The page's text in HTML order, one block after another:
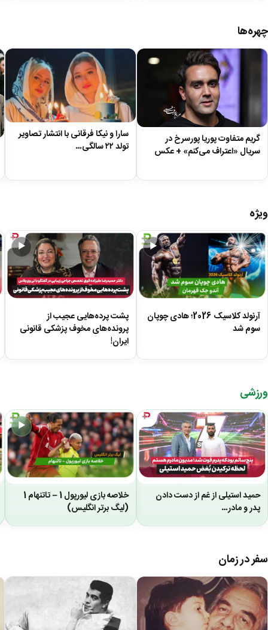
چهره‌ها
گریم متفاوت پوریا پورسرخ در
سریال «اعتراف می‌کنم» + عکس
سارا و نیکا فرقانی با انتشار تصاویر
تولد ۲۲ سالگی…
ویژه
▶
آرنولد کلاسیک 2026؛ هادی چوپان
سوم شد
▶
پشت پرده‌هایی عجیب از
پرونده‌های مخوف پزشکی قانونی
ایران!
ورزشی
حمید استیلی از غم از دست دادن
پدر و مادر…
▶
خلاصه بازی لیورپول 1 – تاتنهام 1
(لیگ برتر انگلیس)
سفر در زمان